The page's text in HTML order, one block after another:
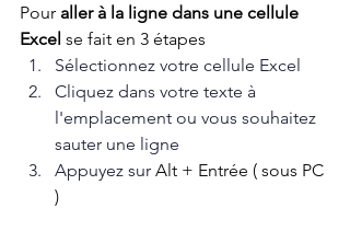
Pour aller à la ligne dans une cellule
Excel se fait en 3 étapes
Sélectionnez votre cellule Excel
Cliquez dans votre texte à
l'emplacement ou vous souhaitez
sauter une ligne
Appuyez sur Alt + Entrée ( sous PC
)